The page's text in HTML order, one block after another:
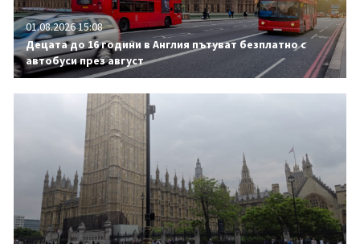
01.08.2026 15:08
Децата до 16 години в Англия пътуват безплатно с
автобуси през август